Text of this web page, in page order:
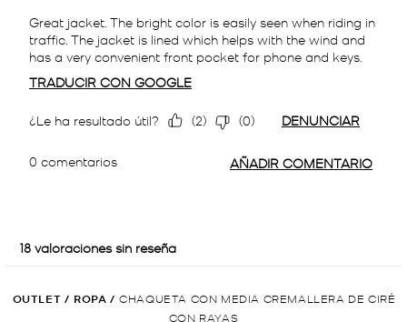
OUTLET / ROPA / CHAQUETA CON MEDIA CREMALLERA DE CIRÉ
CON RAYAS